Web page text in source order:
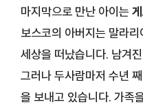
마지막으로 만난 아이는
보스코의 아버지는 말라
세상을 떠났습니다. 남겨
그러나 두사람마저 수년
을 보내고 있습니다. 가족